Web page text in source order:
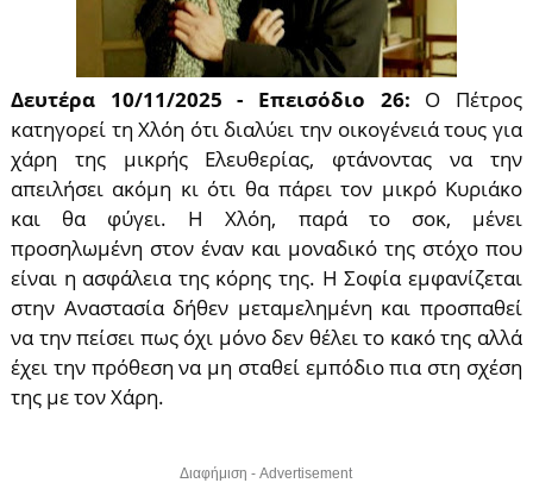
Δευτέρα 10/11/2025 - Επεισόδιο 26: Ο Πέτρος
κατηγορεί τη Χλόη ότι διαλύει την οικογένειά τους για
χάρη της μικρής Ελευθερίας, φτάνοντας να την
απειλήσει ακόμη κι ότι θα πάρει τον μικρό Κυριάκο
και θα φύγει. Η Χλόη, παρά το σοκ, μένει
προσηλωμένη στον έναν και μοναδικό της στόχο που
είναι η ασφάλεια της κόρης της. Η Σοφία εμφανίζεται
στην Αναστασία δήθεν μεταμελημένη και προσπαθεί
να την πείσει πως όχι μόνο δεν θέλει το κακό της αλλά
έχει την πρόθεση να μη σταθεί εμπόδιο πια στη σχέση
της με τον Χάρη.
Διαφήμιση - Advertisement